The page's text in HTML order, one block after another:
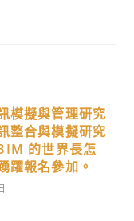
模擬與管理研究
整合與模擬研究
的世界長怎
躍報名參加。